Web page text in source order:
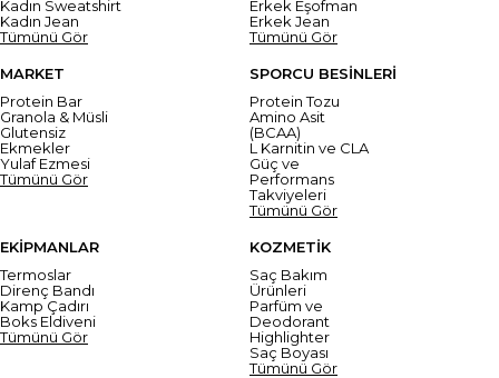
Kadın Sweatshirt
Kadın Jean
Tümünü Gör
Erkek Eşofman
Erkek Jean
Tümünü Gör
MARKET
Protein Bar
Granola & Müsli
Glutensiz
Ekmekler
Yulaf Ezmesi
Tümünü Gör
SPORCU BESİNLERİ
Protein Tozu
Amino Asit
(BCAA)
L Karnitin ve CLA
Güç ve
Performans
Takviyeleri
Tümünü Gör
EKİPMANLAR
Termoslar
Direnç Bandı
Kamp Çadırı
Boks Eldiveni
Tümünü Gör
KOZMETİK
Saç Bakım
Ürünleri
Parfüm ve
Deodorant
Highlighter
Saç Boyası
Tümünü Gör